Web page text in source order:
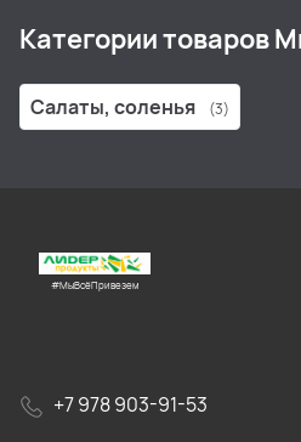
Категории товаров
Салаты, соленья (3)
#МыВсёПривезем
+7 978 903-91-53